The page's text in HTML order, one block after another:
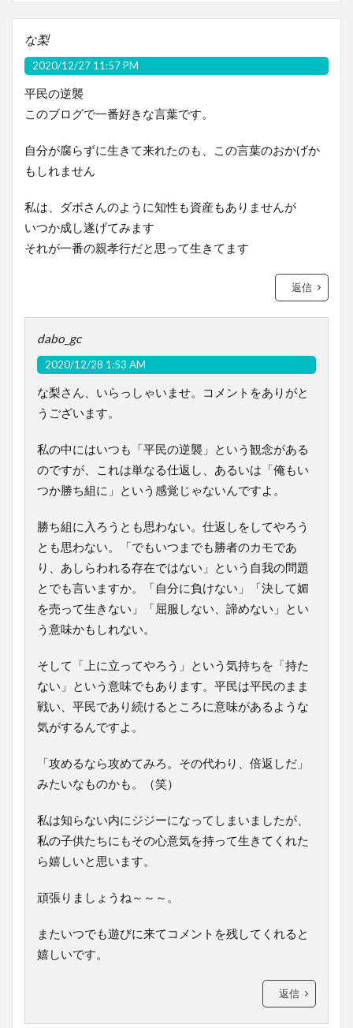
な梨
2020/12/27 11:57 PM
平民の逆襲
このブログで一番好きな言葉です。
自分が腐らずに生きて来れたのも、この言葉のおかげか
もしれません
私は、ダボさんのように知性も資産もありませんが
いつか成し遂げてみます
それが一番の親孝行だと思って生きてます
返信
dabo_gc
2020/12/28 1:53 AM
な梨さん、いらっしゃいませ。コメントをありがと
うございます。
私の中にはいつも「平民の逆襲」という観念がある
のですが、これは単なる仕返し、あるいは「俺もい
つか勝ち組に」という感覚じゃないんですよ。
勝ち組に入ろうとも思わない。仕返しをしてやろう
とも思わない。「でもいつまでも勝者のカモであ
り、あしらわれる存在ではない」という自我の問題
とでも言いますか。「自分に負けない」「決して媚
を売って生きない」「屈服しない、諦めない」とい
う意味かもしれない。
そして「上に立ってやろう」という気持ちを「持た
ない」という意味でもあります。平民は平民のまま
戦い、平民であり続けるところに意味があるような
気がするんですよ。
「攻めるなら攻めてみろ。その代わり、倍返しだ」
みたいなものかも。（笑）
私は知らない内にジジーになってしまいましたが、
私の子供たちにもその心意気を持って生きてくれた
ら嬉しいと思います。
頑張りましょうね～～～。
またいつでも遊びに来てコメントを残してくれると
嬉しいです。
返信